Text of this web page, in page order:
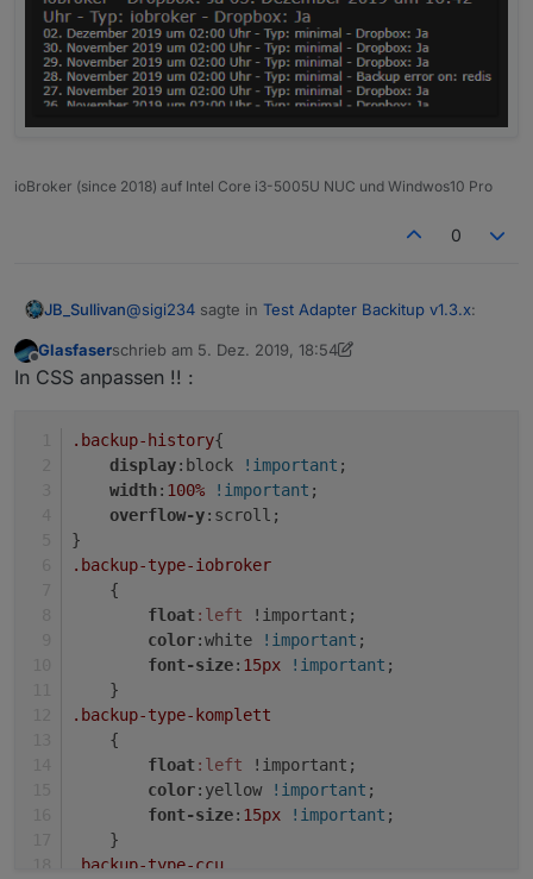
ioBroker (since 2018) auf Intel Core i3-5005U NUC und Windwos10 Pro
0
JB_Sullivan@sigi234 sagte in Test Adapter Backitup v1.3.x:
@simatec
Formatierung von backitup.0.history.html
anders aus, hast du was umgestellt?
Muss ich was umstellen?
backup found by start?
Offline
Glasfaserschrieb am 5. Dez. 2019, 18:54
zuletzt editiert von Glasfaser12. Mai 2019, 19:58
In CSS anpassen !! :
.backup-history{
display:block !important ;
width: 100% !important ;
overflow-y:scroll;
}
.backup-type-iobroker
    {
float:left !important;
color:white !important ;
font-size: 15px !important ;
    }
.backup-type-komplett
    {
float:left !important;
color:yellow !important ;
font-size: 15px !important ;
    }
.backup-type-ccu